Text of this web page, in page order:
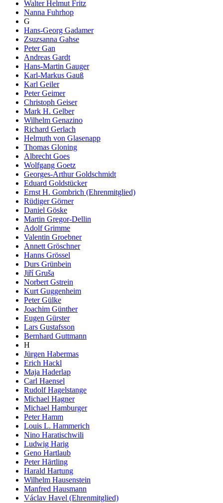
Walter Helmut Fritz
Nanna Fuhrhop
G
Hans-Georg Gadamer
Zsuzsanna Gahse
Peter Gan
Andreas Gardt
Hans-Martin Gauger
Karl-Markus Gauß
Karl Geiler
Peter Geimer
Christoph Geiser
Mark H. Gelber
Wilhelm Genazino
Richard Gerlach
Helmuth von Glasenapp
Thomas Gloning
Albrecht Goes
Wolfgang Goetz
Georges-Arthur Goldschmidt
Eduard Goldstücker
Ernst H. Gombrich (Ehrenmitglied)
Rüdiger Görner
Daniel Göske
Martin Gregor-Dellin
Adolf Grimme
Valentin Groebner
Annett Gröschner
Hanns Grössel
Durs Grünbein
Jiří Gruša
Norbert Gstrein
Kurt Guggenheim
Peter Gülke
Joachim Günther
Eugen Gürster
Lars Gustafsson
Bernhard Guttmann
H
Jürgen Habermas
Erich Hackl
Maja Haderlap
Carl Haensel
Rudolf Hagelstange
Michael Hagner
Michael Hamburger
Peter Hamm
Louis L. Hammerich
Nino Haratischwili
Ludwig Harig
Geno Hartlaub
Peter Härtling
Harald Hartung
Wilhelm Hausenstein
Manfred Hausmann
Václav Havel (Ehrenmitglied)